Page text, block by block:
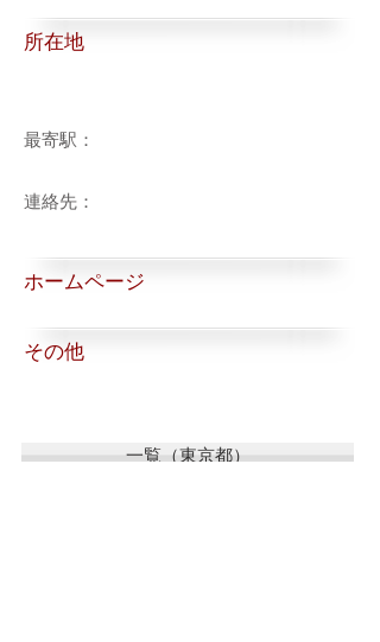
所在地
最寄駅：
連絡先：
ホームページ
その他
一覧（東京都）